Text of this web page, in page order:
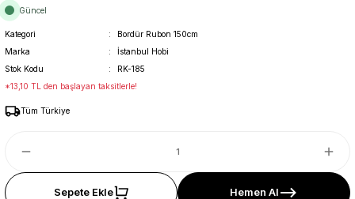
Güncel
Kategori
Bordür Rubon 150cm
Marka
İstanbul Hobi
Stok Kodu
RK-185
*13,10 TL den başlayan taksitlerle!
Tüm Türkiye
Sepete Ekle Hemen Al